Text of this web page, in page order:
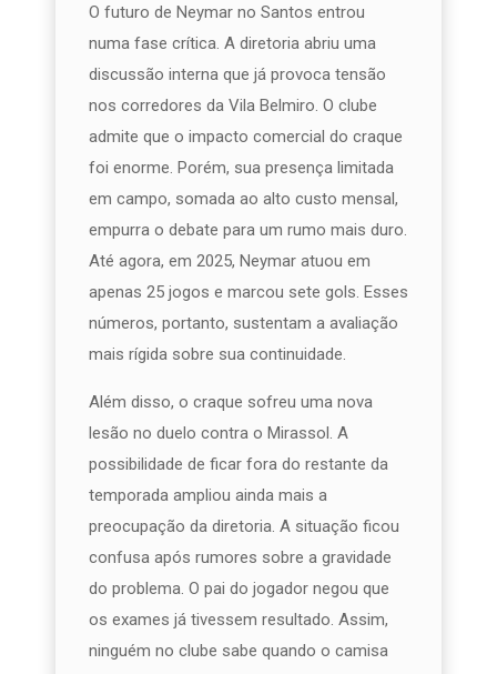
O futuro de Neymar no Santos entrou
numa fase crítica. A diretoria abriu uma
discussão interna que já provoca tensão
nos corredores da Vila Belmiro. O clube
admite que o impacto comercial do craque
foi enorme. Porém, sua presença limitada
em campo, somada ao alto custo mensal,
empurra o debate para um rumo mais duro.
Até agora, em 2025, Neymar atuou em
apenas 25 jogos e marcou sete gols. Esses
números, portanto, sustentam a avaliação
mais rígida sobre sua continuidade.
Além disso, o craque sofreu uma nova
lesão no duelo contra o Mirassol. A
possibilidade de ficar fora do restante da
temporada ampliou ainda mais a
preocupação da diretoria. A situação ficou
confusa após rumores sobre a gravidade
do problema. O pai do jogador negou que
os exames já tivessem resultado. Assim,
ninguém no clube sabe quando o camisa